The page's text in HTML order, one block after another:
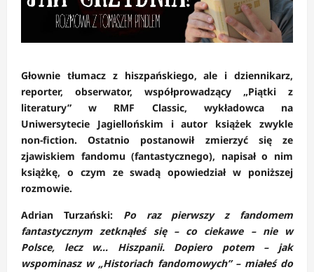
Głownie tłumacz z hiszpańskiego, ale i dziennikarz,
reporter, obserwator, współprowadzący „Piątki z
literatury” w RMF Classic, wykładowca na
Uniwersytecie Jagiellońskim i autor książek zwykle
non-fiction. Ostatnio postanowił zmierzyć się ze
zjawiskiem fandomu (fantastycznego), napisał o nim
książkę, o czym ze swadą opowiedział w poniższej
rozmowie.
Adrian Turzański: Po raz pierwszy z fandomem
fantastycznym zetknąłeś się – co ciekawe – nie w
Polsce, lecz w… Hiszpanii. Dopiero potem – jak
wspominasz w „Historiach fandomowych” – miałeś do